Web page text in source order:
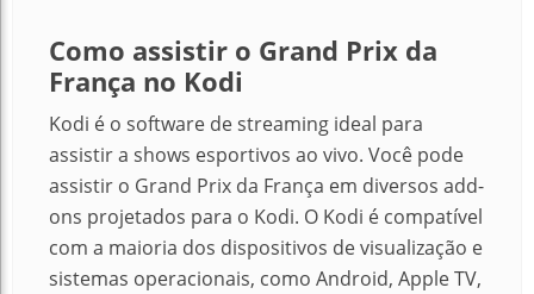
Como assistir o Grand Prix da
França no Kodi
Kodi é o software de streaming ideal para
assistir a shows esportivos ao vivo. Você pode
assistir o Grand Prix da França em diversos add-
ons projetados para o Kodi. O Kodi é compatível
com a maioria dos dispositivos de visualização e
sistemas operacionais, como Android, Apple TV,